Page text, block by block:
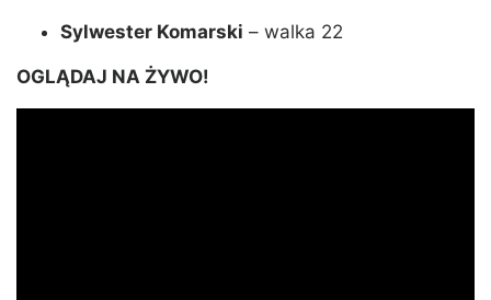
Sylwester Komarski – walka 22
OGLĄDAJ NA ŻYWO!